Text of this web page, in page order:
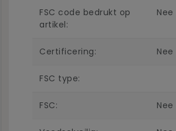
FSC code bedrukt op
artikel:
Nee
Certificering: Nee
FSC type:
FSC: Nee